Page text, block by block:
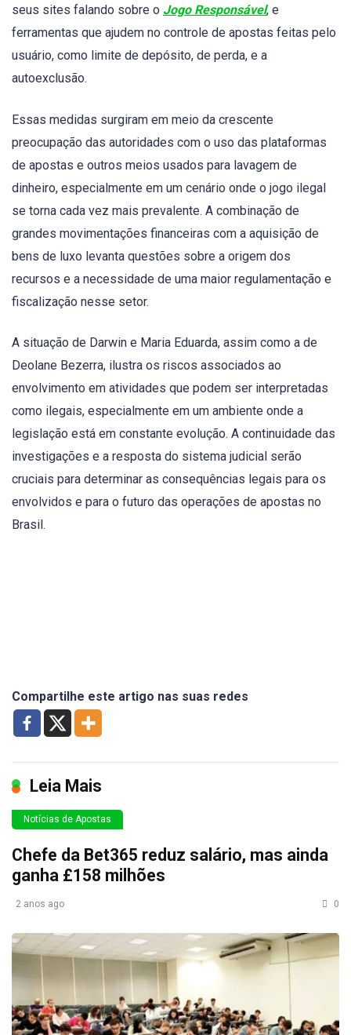
seus sites falando sobre o Jogo Responsável, e
ferramentas que ajudem no controle de apostas feitas pelo
usuário, como limite de depósito, de perda, e a
autoexclusão.
Essas medidas surgiram em meio da crescente
preocupação das autoridades com o uso das plataformas
de apostas e outros meios usados para lavagem de
dinheiro, especialmente em um cenário onde o jogo ilegal
se torna cada vez mais prevalente. A combinação de
grandes movimentações financeiras com a aquisição de
bens de luxo levanta questões sobre a origem dos
recursos e a necessidade de uma maior regulamentação e
fiscalização nesse setor.
A situação de Darwin e Maria Eduarda, assim como a de
Deolane Bezerra, ilustra os riscos associados ao
envolvimento em atividades que podem ser interpretadas
como ilegais, especialmente em um ambiente onde a
legislação está em constante evolução. A continuidade das
investigações e a resposta do sistema judicial serão
cruciais para determinar as consequências legais para os
envolvidos e para o futuro das operações de apostas no
Brasil.
Compartilhe este artigo nas suas redes
Leia Mais
Notícias de Apostas
Chefe da Bet365 reduz salário, mas ainda
ganha £158 milhões
2 anos ago 0